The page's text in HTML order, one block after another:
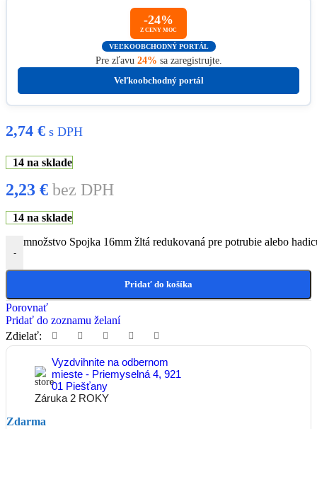
-24%
Z CENY MOC
VEĽKOOBCHODNÝ PORTÁL
Pre zľavu 24% sa zaregistrujte.
Veľkoobchodný portál
2,74 € s DPH
14 na sklade
2,23 € bez DPH
14 na sklade
-
množstvo Spojka 16mm žltá redukovaná pre potrubie alebo
Pridať do košíka
Porovnať
Pridať do zoznamu želaní
Zdielať:
Vyzdvihnite na odbernom
mieste - Priemyselná 4, 921
01 Piešťany
Záruka 2 ROKY
Zdarma